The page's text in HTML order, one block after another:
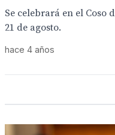
Se celebrará en el Coso
21 de agosto.
hace 4 años